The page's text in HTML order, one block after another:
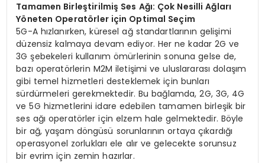
Tamamen Birleştirilmiş Ses Ağı: Çok Nesilli Ağları
Yöneten Operatörler için Optimal Seçim
5G-A hızlanırken, küresel ağ standartlarının gelişimi
düzensiz kalmaya devam ediyor. Her ne kadar 2G ve
3G şebekeleri kullanım ömürlerinin sonuna gelse de,
bazı operatörlerin M2M iletişimi ve uluslararası dolaşım
gibi temel hizmetleri desteklemek için bunları
sürdürmeleri gerekmektedir. Bu bağlamda, 2G, 3G, 4G
ve 5G hizmetlerini idare edebilen tamamen birleşik bir
ses ağı operatörler için elzem hale gelmektedir. Böyle
bir ağ, yaşam döngüsü sorunlarının ortaya çıkardığı
operasyonel zorlukları ele alır ve gelecekte sorunsuz
bir evrim için zemin hazırlar.